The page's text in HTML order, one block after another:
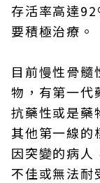
存活率高達
要積極治療。
目前慢性骨髓
物，有第一代
抗藥性或是藥
其他第一線
因突變的病人
不佳或無法耐